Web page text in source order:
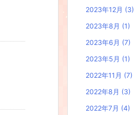
2023年12月 (3)
2023年8月 (1)
2023年6月 (7)
2023年5月 (1)
2022年11月 (7)
2022年8月 (3)
2022年7月 (4)